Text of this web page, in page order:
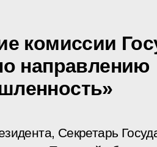
комиссии
направлению
Секретарь